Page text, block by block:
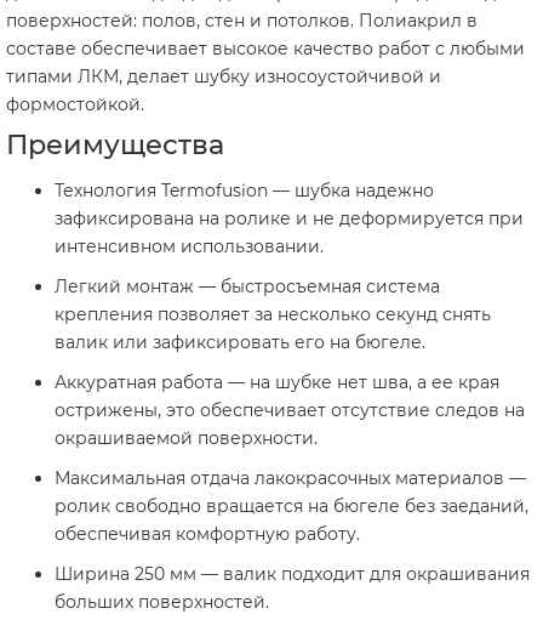
поверхностей: полов, стен и потолков. Полиакрил в
составе обеспечивает высокое качество работ с любыми
типами ЛКМ, делает шубку износоустойчивой и
формостойкой.
Преимущества
Технология Termofusion — шубка надежно
зафиксирована на ролике и не деформируется при
интенсивном использовании.
Легкий монтаж — быстросъемная система
крепления позволяет за несколько секунд снять
валик или зафиксировать его на бюгеле.
Аккуратная работа — на шубке нет шва, а ее края
острижены, это обеспечивает отсутствие следов на
окрашиваемой поверхности.
Максимальная отдача лакокрасочных материалов —
ролик свободно вращается на бюгеле без заеданий,
обеспечивая комфортную работу.
Ширина 250 мм — валик подходит для окрашивания
больших поверхностей.